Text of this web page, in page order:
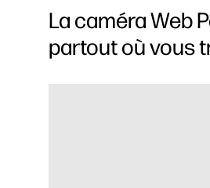
La caméra Web
partout où vous